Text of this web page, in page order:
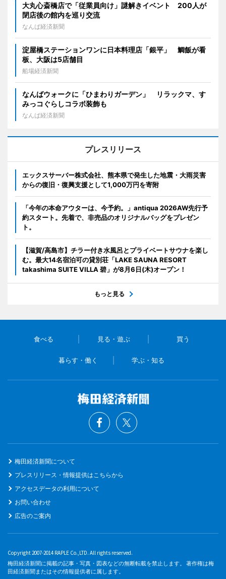
大丸心斎橋店で「従業員向け」謎解きイベント 200人が
閉店後の館内を巡り交流
なんば経済新聞
淀屋橋ステーションワンに日本料理店「銀平」 鯛飯が看
板、大阪は5店舗目
船場経済新聞
なんばウォークに「ひまわりガーデン」 リラックマ、す
みっコぐらしコラボ装飾も
なんば経済新聞
プレスリリース
エックスサーバー株式会社、熊本県で発生した地震・大雨災害
からの復旧・復興支援として1,000万円を寄附
「今年の本命アウターは、今予約。」antiqua 2026AW先行予
約スタート。先着で、非売品のオリジナルバッグをプレゼン
ト。
【滋賀/高島市】チラー付き水風呂とプライベートサウナを楽し
む。最大14名宿泊可の貸別荘「LAKE SAUNA RESORT
takashima SUITE VILLA 碧」が8月6日(木)オープン！
もっと見る
食べる 見る・遊ぶ 買う
暮らす・働く 学ぶ・知る
梅田経済新聞について
プレスリリース・情報提供はこちらから
アクセスデータの利用について
お問い合わせ
広告のご案内
Copyright 2007-2014 RAPLE Co.,LTD. All rights reserved.
梅田経済新聞に掲載の記事・写真・図表などの無断転載を禁止します。 著作権は梅
田経済新聞またはその情報提供者に属します。